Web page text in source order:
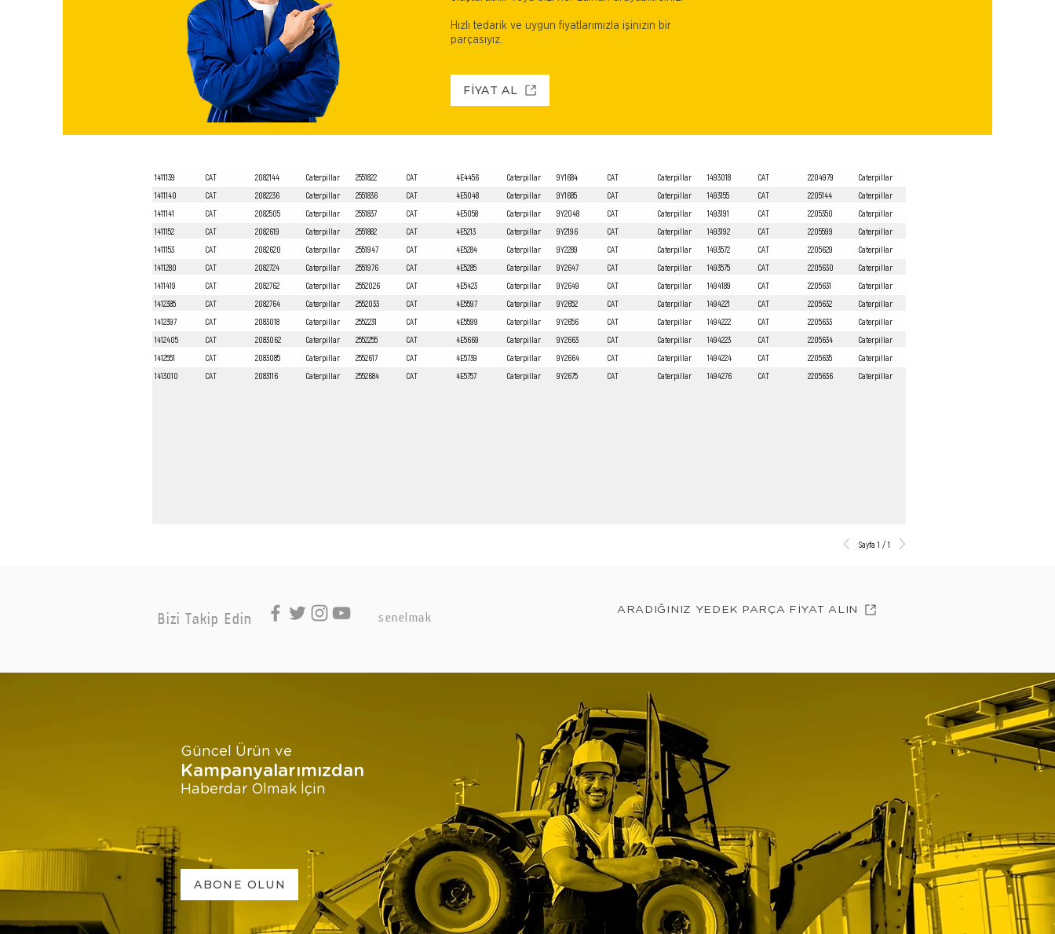
Hızlı tedarik ve uygun fiyatlarımızla işinizin bir
parçasıyız.
FİYAT AL
1411139 CAT 2082144 Caterpillar 2551822 CAT 4E4456 Caterpillar 9Y1684 CAT Caterpillar 1493018 CAT 2204979
Caterpillar
1411140
CAT 2082236 Caterpillar 2551836 CAT 4E5048 Caterpillar 9Y1685 CAT Caterpillar 1493155 CAT 2205144
Caterpillar
1411141
CAT 2082505 Caterpillar 2551837 CAT 4E5058 Caterpillar 9Y2048 CAT Caterpillar 1493191 CAT 2205350
Caterpillar
1411152
CAT 2082619 Caterpillar 2551882 CAT 4E5213 Caterpillar 9Y2196 CAT Caterpillar 1493192 CAT 2205599
Caterpillar
1411153
CAT 2082620 Caterpillar 2551947 CAT 4E5284 Caterpillar 9Y2289 CAT Caterpillar 1493572 CAT 2205629
Caterpillar
1411280
CAT 2082724 Caterpillar 2551976 CAT 4E5285 Caterpillar 9Y2647 CAT Caterpillar 1493575 CAT 2205630
Caterpillar
1411419
CAT 2082762 Caterpillar 2552026 CAT 4E5423 Caterpillar 9Y2649 CAT Caterpillar 1494189 CAT 2205631
Caterpillar
1412385
CAT 2082764 Caterpillar 2552033 CAT 4E5597 Caterpillar 9Y2652 CAT Caterpillar 1494221 CAT 2205632
Caterpillar
1412397
CAT 2083018 Caterpillar 2552231 CAT 4E5599 Caterpillar 9Y2656 CAT Caterpillar 1494222 CAT 2205633
Caterpillar
1412405
CAT 2083062 Caterpillar 2552255 CAT 4E5669 Caterpillar 9Y2663 CAT Caterpillar 1494223 CAT 2205634
Caterpillar
1412551
CAT 2083085 Caterpillar 2552617 CAT 4E5739 Caterpillar 9Y2664 CAT Caterpillar 1494224 CAT 2205635
Caterpillar
1413010
CAT 2083116 Caterpillar 2552684 CAT 4E5757 Caterpillar 9Y2675 CAT Caterpillar 1494276 CAT 2205636 Caterpillar
Sayfa 1 / 1
Bizi Takip Edin senelmak ARADIĞINIZ YEDEK PARÇA FİYAT ALIN
Güncel Ürün ve
Kampanyalarımızdan
Haberdar Olmak İçin
ABONE OLUN